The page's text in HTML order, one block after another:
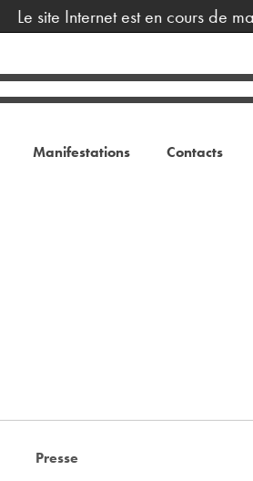
Le site Internet est en cours de
Manifestations Contacts
Presse